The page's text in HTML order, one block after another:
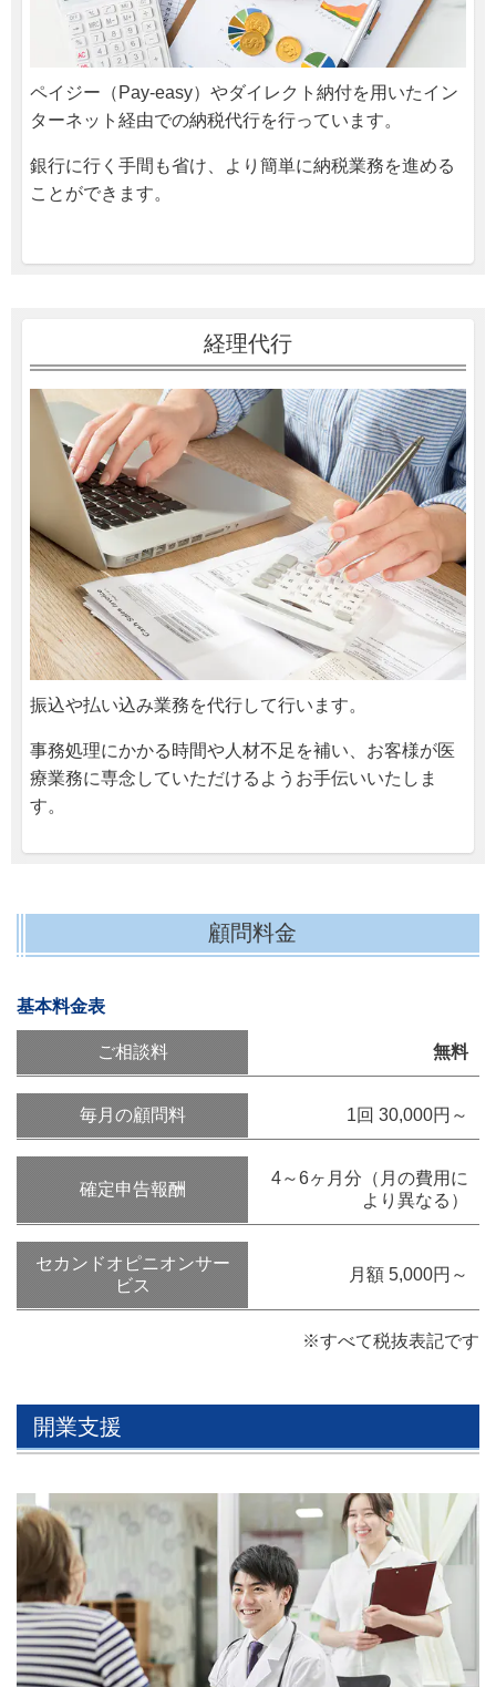
ペイジー（Pay-easy）やダイレクト納付を用いたイン
ターネット経由での納税代行を行っています。
銀行に行く手間も省け、より簡単に納税業務を進める
ことができます。
経理代行
振込や払い込み業務を代行して行います。
事務処理にかかる時間や人材不足を補い、お客様が医
療業務に専念していただけるようお手伝いいたしま
す。
顧問料金
基本料金表
ご相談料 無料
毎月の顧問料 1回 30,000円～
確定申告報酬
4～6ヶ月分 （月の費用に
より異なる）
セカンドオピニオンサー
ビス
月額 5,000円～
※すべて税抜表記です
開業支援